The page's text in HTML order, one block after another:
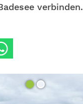
verbinden.